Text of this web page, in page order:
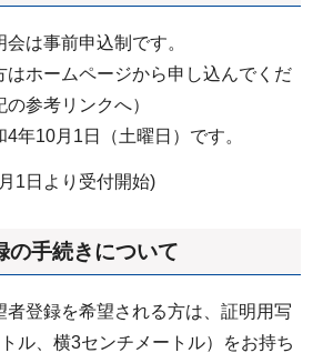
は事前申込制です。
はホームページから申し込んでくだ
参考リンクへ）
年10月1日（土曜日）です。
1日より受付開始)
の手続きについて
者登録を希望される方は、証明用写
ル、横3センチメートル）をお持ち